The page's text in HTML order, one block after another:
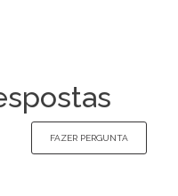
FAZER PERGUNTA